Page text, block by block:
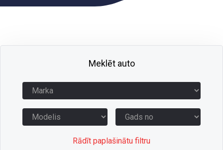
Meklēt auto
Rādīt paplašinātu filtru